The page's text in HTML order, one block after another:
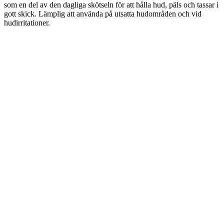
som en del av den dagliga skötseln för att hålla hud, päls och tassar i
gott skick. Lämplig att använda på utsatta hudområden och vid
hudirritationer.